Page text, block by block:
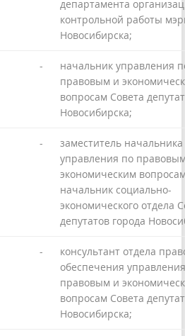
департамента
контрольной работы
Новосибирска;
-
начальник управления
правовым и
вопросам Совета
Новосибирска;
-
заместитель начальника
управления по
экономическим
начальник социально-
экономического отдела
депутатов города
-
консультант отдела
обеспечения
правовым и
вопросам Совета
Новосибирска;